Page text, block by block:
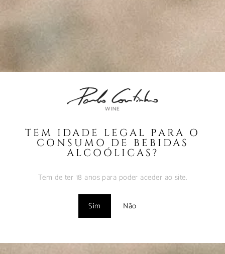
TEM IDADE LEGAL PARA O
CONSUMO DE BEBIDAS
ALCOÓLICAS?
Tem de ter 18 anos para poder aceder ao site.
Sim Não
dos Vinhos de Paulo
Fevereiro 10, 2025
MUST – VINHA da
FONTE – Nov2024
Fevereiro 9, 2025
BORRAJO – Set2024
Vinhos com Assinatura
Maio 1, 2024